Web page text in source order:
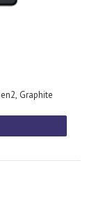
Graphite